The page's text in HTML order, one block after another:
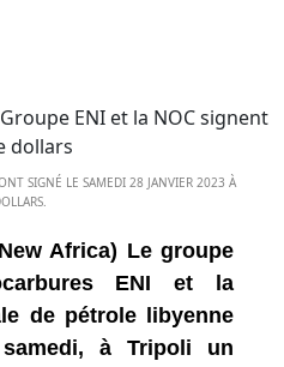
SIGNÉ LE SAMEDI 28 JANVIER 2023 À
Africa) Le groupe
ENI et la
de pétrole libyenne
à Tripoli un